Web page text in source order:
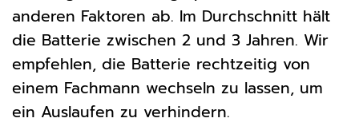
anderen Faktoren ab. Im Durchschnitt hält
die Batterie zwischen 2 und 3 Jahren. Wir
empfehlen, die Batterie rechtzeitig von
einem Fachmann wechseln zu lassen, um
ein Auslaufen zu verhindern.